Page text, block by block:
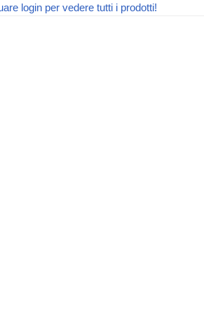
login per vedere tutti i prodotti!